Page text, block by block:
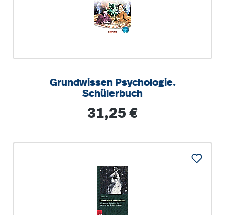
Grundwissen Psychologie.
Schülerbuch
Regulärer Preis:
31,25 €